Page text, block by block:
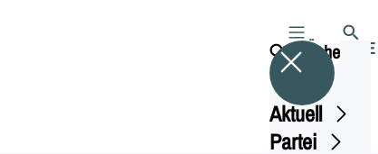
MENÜSuche
Aktuell
Partei
SUCHE